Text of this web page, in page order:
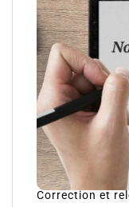
Correction et